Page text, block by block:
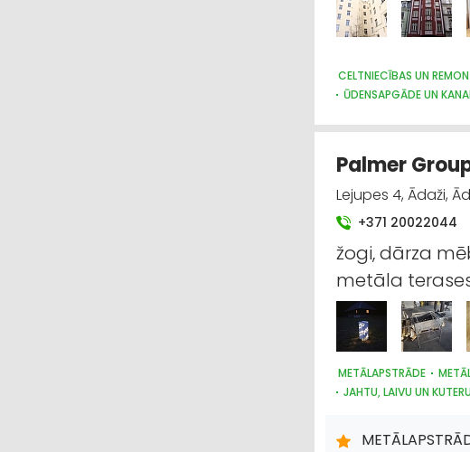
CELTNIECĪBAS UN
ŪDENSAPGĀDE UN
GALDNIEKU DARBI
BŪVMATERIĀLU,
BŪVMATERIĀLU,
Palmer
Lejupes 4, Ādaži,
+371 20022044
žogi, dārza
metāla
METĀLAPSTRĀDE
JAHTU, LAIVU UN
LAUKSAIMNIECĪBAS